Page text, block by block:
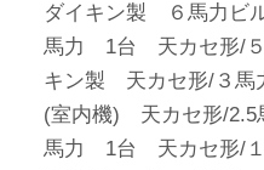
ダイキン製 ６馬力ビ
馬力 1台 天カセ
キン製 天カセ形/３
(室内機) 天カセ形/
馬力 1台 天カセ形/